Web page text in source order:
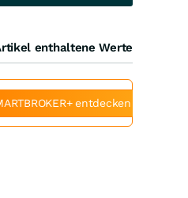
enthaltene Werte
entdecken